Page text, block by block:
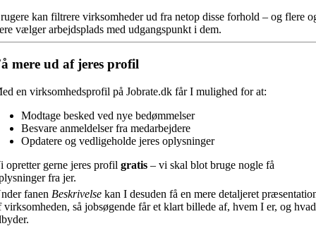
kan filtrere virksomheder ud fra netop disse forhold – og flere
vælger arbejdsplads med udgangspunkt i dem.
mere ud af jeres profil
en virksomhedsprofil på Jobrate.dk får I mulighed for at:
Modtage besked ved nye bedømmelser
Besvare anmeldelser fra medarbejdere
Opdatere og vedligeholde jeres oplysninger
opretter gerne jeres profilgratis – vi skal blot bruge nogle få
fra jer.
fanen Beskrivelse kan I desuden få en mere detaljeret
virksomheden, så jobsøgende får et klart billede af, hvem I er, og